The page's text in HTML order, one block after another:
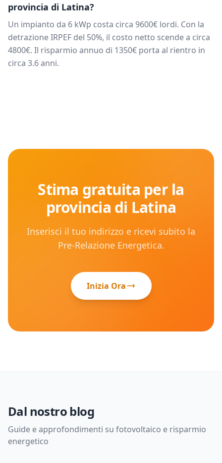
provincia di Latina?
Un impianto da 6 kWp costa circa 9600€ lordi. Con la
detrazione IRPEF del 50%, il costo netto scende a circa
4800€. Il risparmio annuo di 1350€ porta al rientro in
circa 3.6anni.
Stima gratuita per la
provincia di Latina
Inserisci il tuo indirizzo e ricevi subito la
Pre-Relazione Energetica.
Inizia Ora
Dal nostro blog
Guide e approfondimenti su fotovoltaico e risparmio
energetico